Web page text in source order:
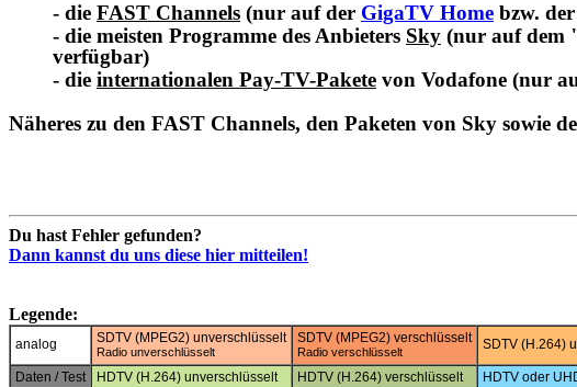
- die FAST Channels (nur auf der GigaTV Home bzw. der
- die meisten Programme des Anbieters Sky (nur auf dem
verfügbar)
- die internationalen Pay-TV-Pakete von Vodafone (nur
Näheres zu den FAST Channels, den Paketen von Sky sowie
Du hast Fehler gefunden?
Dann kannst du uns diese hier mitteilen!
Legende:
analog SDTV (MPEG2) unverschlüsselt
Radio unverschlüsselt
SDTV (MPEG2) verschlüsselt
Radio verschlüsselt SDTV (H.264)
Daten / Test HDTV (H.264) unverschlüsselt HDTV (H.264) verschlüsselt HDTV oder